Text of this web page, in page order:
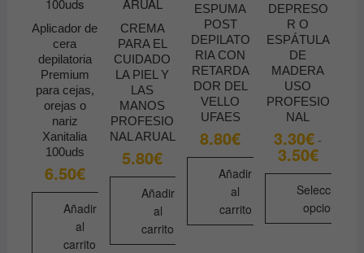
Aplicador de
cera
depilatoria
Premium
para cejas,
orejas o
nariz
Xanitalia
100uds
6.50€
Añadir
al
carrito
CREMA
PARA EL
CUIDADO
LA PIEL Y
LAS
MANOS
PROFESIO
NAL ARUAL
5.80€
Añadir
al
carrito
ESPUMA
POST
DEPILATO
RIA CON
RETARDA
DOR DEL
VELLO
UFAES
8.80€
Añadir
al
carrito
DEPRESO
R O
ESPÁTULA
DE
MADERA
USO
PROFESIO
NAL
3.30€ -
3.50€Rango
de
precios:
desde
3.30€
hasta
3.50€
Seleccionar
opciones